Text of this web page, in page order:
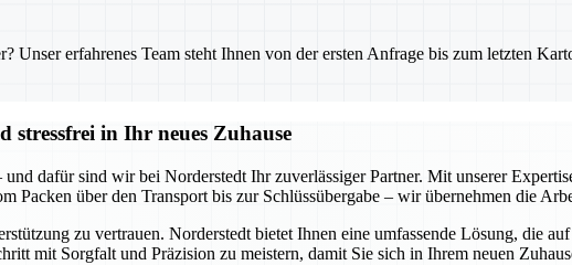
Unser erfahrenes Team steht Ihnen von der ersten Anfrage bis zum letzten
stressfrei in Ihr neues Zuhause
dafür sind wir bei Norderstedt Ihr zuverlässiger Partner. Mit unserer
Packen über den Transport bis zur Schlüssübergabe – wir übernehmen die
zu vertrauen. Norderstedt bietet Ihnen eine umfassende Lösung, die
mit Sorgfalt und Präzision zu meistern, damit Sie sich in Ihrem neuen